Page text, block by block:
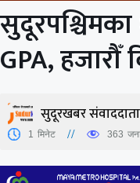
सुदूरपश्चिमका
GPA, हजारौँ
सुदूरखबर संवाददाता
1 मिनेट 363